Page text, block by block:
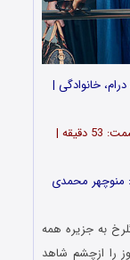
خانوادگی |
تعداد قسمت ها: 12 اپیزود | مدت زمان هر قسمت: 53 دقیقه |
به جزیره همه
را ازچشم شاهد